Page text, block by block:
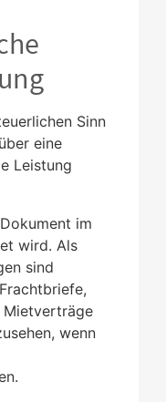
Sinn
eine
Leistung
im
wird. Als
sind
Mietverträge
wenn